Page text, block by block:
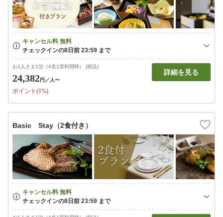
お1人さま1泊（4名1室利用時） (税込)
24,382円 ／人〜
ポイント(1%)
詳細を見る
Basic Stay（2食付き）